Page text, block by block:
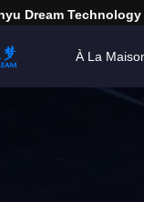
Dream
À La